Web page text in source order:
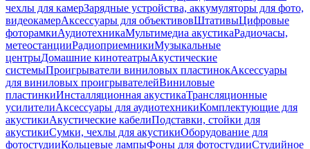
чехлы для камерЗарядные устройства, аккумуляторы для фото,
видеокамерАксессуары для объективовШтативыЦифровые
фоторамкиАудиотехникаМультимедиа акустикаРадиочасы,
метеостанцииРадиоприемникиМузыкальные
центрыДомашние кинотеатрыАкустические
системыПроигрыватели виниловых пластинокАксессуары
для виниловых проигрывателейВиниловые
пластинкиИнсталляционная акустикаТрансляционные
усилителиАксессуары для аудиотехникиКомплектующие для
акустикиАкустические кабелиПодставки, стойки для
акустикиСумки, чехлы для акустикиОборудование для
фотостудииКольцевые лампыФоны для фотостудииСтудийное